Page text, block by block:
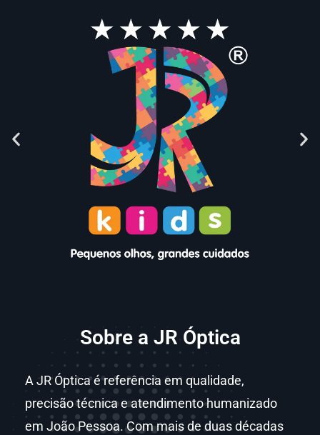
Sobre a JR Óptica
A JR Óptica é referência em qualidade,
precisão técnica e atendimento humanizado
em João Pessoa. Com mais de duas décadas